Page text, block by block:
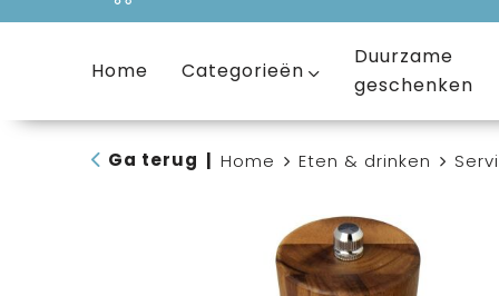
Home Categorieën
Duurzame
geschenken
Ga terug Home Eten & drinken